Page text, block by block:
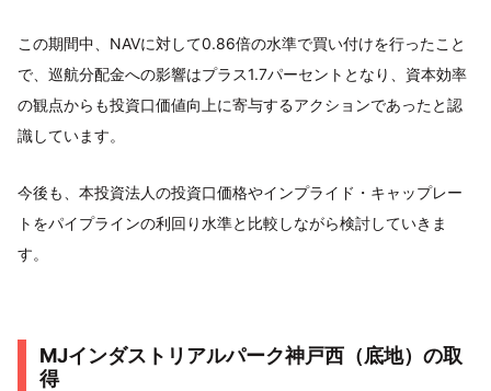
この期間中、NAVに対して0.86倍の水準で買い付けを行ったこと
で、巡航分配金への影響はプラス1.7パーセントとなり、資本効率
の観点からも投資口価値向上に寄与するアクションであったと認
識しています。
今後も、本投資法人の投資口価格やインプライド・キャップレー
トをパイプラインの利回り水準と比較しながら検討していきま
す。
MJインダストリアルパーク神戸西（底地）の取
得